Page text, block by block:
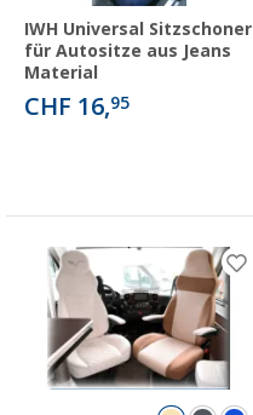
IWH Universal Sitzschoner
für Autositze aus Jeans
Material
CHF 16,95